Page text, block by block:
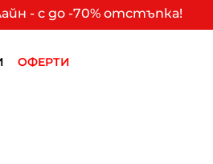
- с до -70% отстъпка!
ОФЕРТИ